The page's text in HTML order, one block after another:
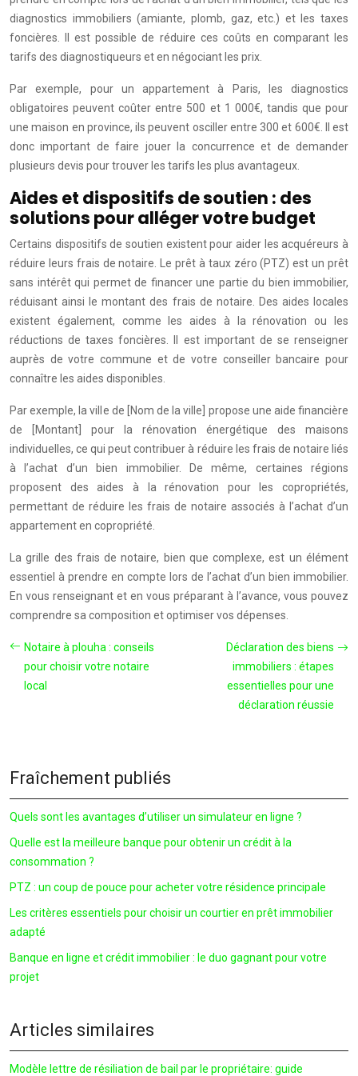
diagnostics immobiliers (amiante, plomb, gaz, etc.) et les taxes
foncières. Il est possible de réduire ces coûts en comparant les
tarifs des diagnostiqueurs et en négociant les prix.
Par exemple, pour un appartement à Paris, les diagnostics
obligatoires peuvent coûter entre 500 et 1 000€, tandis que pour
une maison en province, ils peuvent osciller entre 300 et 600€. Il est
donc important de faire jouer la concurrence et de demander
plusieurs devis pour trouver les tarifs les plus avantageux.
Aides et dispositifs de soutien : des
solutions pour alléger votre budget
Certains dispositifs de soutien existent pour aider les acquéreurs à
réduire leurs frais de notaire. Le prêt à taux zéro (PTZ) est un prêt
sans intérêt qui permet de financer une partie du bien immobilier,
réduisant ainsi le montant des frais de notaire. Des aides locales
existent également, comme les aides à la rénovation ou les
réductions de taxes foncières. Il est important de se renseigner
auprès de votre commune et de votre conseiller bancaire pour
connaître les aides disponibles.
Par exemple, la ville de [Nom de la ville] propose une aide financière
de [Montant] pour la rénovation énergétique des maisons
individuelles, ce qui peut contribuer à réduire les frais de notaire liés
à l’achat d’un bien immobilier. De même, certaines régions
proposent des aides à la rénovation pour les copropriétés,
permettant de réduire les frais de notaire associés à l’achat d’un
appartement en copropriété.
La grille des frais de notaire, bien que complexe, est un élément
essentiel à prendre en compte lors de l’achat d’un bien immobilier.
En vous renseignant et en vous préparant à l’avance, vous pouvez
comprendre sa composition et optimiser vos dépenses.
Notaire à plouha : conseils
pour choisir votre notaire
local
Déclaration des biens
immobiliers : étapes
essentielles pour une
déclaration réussie
Fraîchement publiés
Quels sont les avantages d’utiliser un simulateur en ligne ?
Quelle est la meilleure banque pour obtenir un crédit à la
consommation ?
PTZ : un coup de pouce pour acheter votre résidence principale
Les critères essentiels pour choisir un courtier en prêt immobilier
adapté
Banque en ligne et crédit immobilier : le duo gagnant pour votre
projet
Articles similaires
Modèle lettre de résiliation de bail par le propriétaire: guide